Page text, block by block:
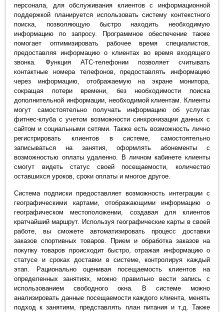
персонала, для обслуживания клиентов с информационной
поддержкой планируется использовать систему контекстного
поиска, позволяющую быстро находить необходимую
информацию по запросу. Программное обеспечение также
помогает оптимизировать рабочее время специалистов,
предоставляя информацию о клиентах во время входящего
звонка. Функция АТС-телефонии позволяет считывать
контактные номера телефонов, предоставлять информацию
через информацию, отображаемую на экране монитора,
сокращая потери времени, без необходимости поиска
дополнительной информации, необходимой клиентам. Клиенты
могут самостоятельно получать информацию об услугах
фитнес-клуба с учетом возможности синхронизации данных с
сайтом и социальными сетями. Также есть возможность лично
регистрировать клиентов в системе, самостоятельно
записываться на занятия, оформлять абонементы с
возможностью оплаты удаленно. В личном кабинете клиенты
смогут видеть статус своей посещаемости, количество
оставшихся уроков, сроки оплаты и многое другое.
Система подписки предоставляет возможность интеграции с
географическими картами, отображающими информацию о
географическом местоположении, создавая для клиентов
кратчайший маршрут. Используя географические карты в своей
работе, вы сможете автоматизировать процесс доставки
заказов спортивных товаров. Прием и обработка заказов на
покупку товаров происходит быстро, отражая информацию о
статусе и сроках доставки в системе, контролируя каждый
этап. Рационально оценивая посещаемость клиентов на
определенных занятиях, можно правильно вести запись с
использованием свободного окна. В системе можно
анализировать данные посещаемости каждого клиента, менять
подход к занятиям, представлять план питания и т.д. Также